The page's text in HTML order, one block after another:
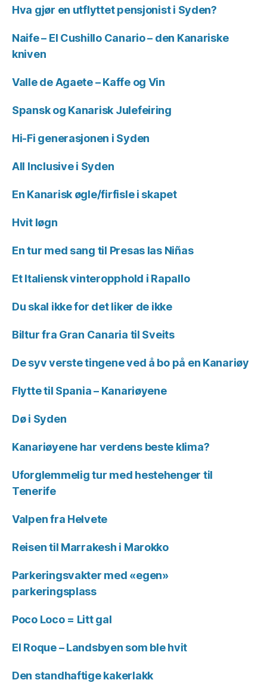
Hva gjør en utflyttet pensjonist i Syden?
Naife – El Cushillo Canario – den Kanariske
kniven
Valle de Agaete – Kaffe og Vin
Spansk og Kanarisk Julefeiring
Hi-Fi generasjonen i Syden
All Inclusive i Syden
En Kanarisk øgle/firfisle i skapet
Hvit løgn
En tur med sang til Presas las Niñas
Et Italiensk vinteropphold i Rapallo
Du skal ikke for det liker de ikke
Biltur fra Gran Canaria til Sveits
De syv verste tingene ved å bo på en Kanariøy
Flytte til Spania – Kanariøyene
Dø i Syden
Kanariøyene har verdens beste klima?
Uforglemmelig tur med hestehenger til
Tenerife
Valpen fra Helvete
Reisen til Marrakesh i Marokko
Parkeringsvakter med «egen»
parkeringsplass
Poco Loco = Litt gal
El Roque – Landsbyen som ble hvit
Den standhaftige kakerlakk